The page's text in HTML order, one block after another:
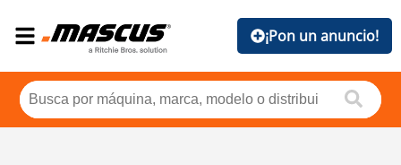
¡Pon un anuncio!